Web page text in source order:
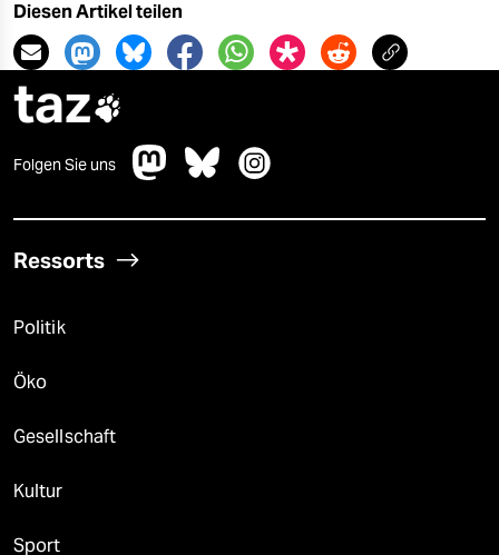
Diesen Artikel teilen
taz
Folgen Sie uns
Ressorts
Politik
Öko
Gesellschaft
Kultur
Sport